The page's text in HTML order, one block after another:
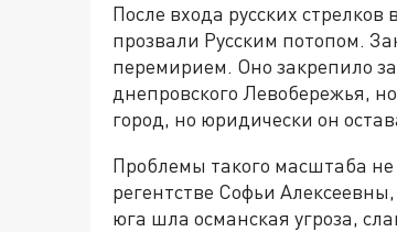
После входа русских
прозвали Русским потопом.
перемирием. Оно закрепило
днепровского Левобережья,
город, но юридически он
Проблемы такого масштаба не
регентстве Софьи
юга шла османская угроза,